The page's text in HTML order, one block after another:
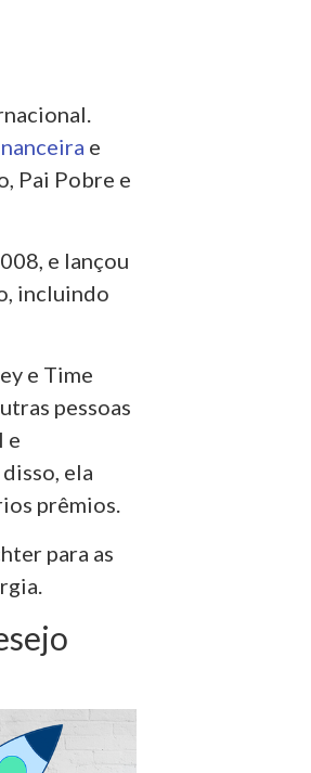
e
Pai Pobre e
e lançou
incluindo
e Time
pessoas
e
ela
prêmios.
para as